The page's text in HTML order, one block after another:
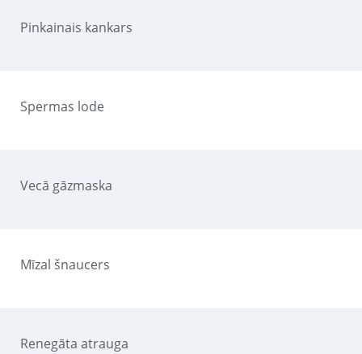
Pinkainais kankars
Spermas lode
Vecā gāzmaska
Mīzal šnaucers
Renegāta atrauga